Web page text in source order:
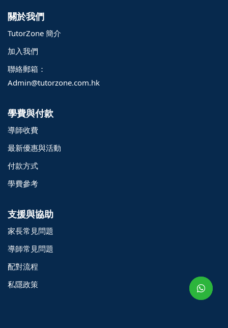
至日 - 24 小時
關於我們
TutorZone 簡介
加入我們
聯絡郵箱：
Admin@tutorzone.com.hk
學費與付款
導師收費
最新優惠與活動
付款方式
學費參考
支援與協助
家長常見問題
導師常見問題
配對流程
私隱政策